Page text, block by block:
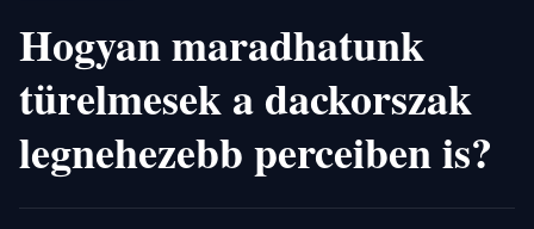
Hogyan maradhatunk
türelmesek a dackorszak
legnehezebb perceiben is?